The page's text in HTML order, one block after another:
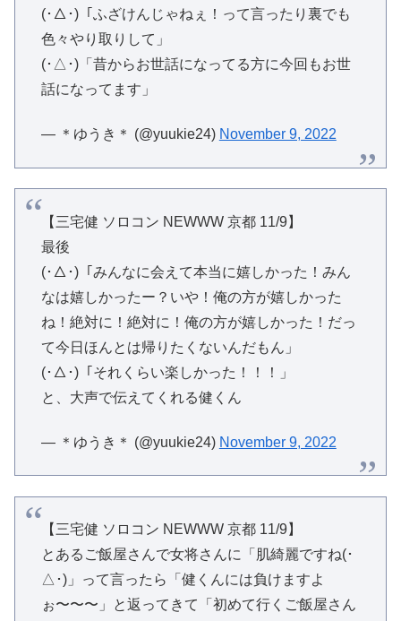
(･△･)「ふざけんじゃねぇ！って言ったり裏でも
色々やり取りして」
(･△･)「昔からお世話になってる方に今回もお世
話になってます」
— ＊ゆうき＊ (@yuukie24) November 9, 2022
【三宅健 ソロコン NEWWW 京都 11/9】
最後
(･△･)「みんなに会えて本当に嬉しかった！みん
なは嬉しかったー？いや！俺の方が嬉しかった
ね！絶対に！絶対に！俺の方が嬉しかった！だっ
て今日ほんとは帰りたくないんだもん」
(･△･)「それくらい楽しかった！！！」
と、大声で伝えてくれる健くん
— ＊ゆうき＊ (@yuukie24) November 9, 2022
【三宅健 ソロコン NEWWW 京都 11/9】
とあるご飯屋さんで女将さんに「肌綺麗ですね(･
△･)」って言ったら「健くんには負けますよ
ぉ〜〜〜」と返ってきて「初めて行くご飯屋さん